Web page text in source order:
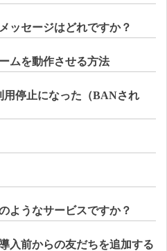
ッセージはどれですか？
ムを動作させる方法
停止になった（BANされ
ようなサービスですか？
入前からの友だちを追加する